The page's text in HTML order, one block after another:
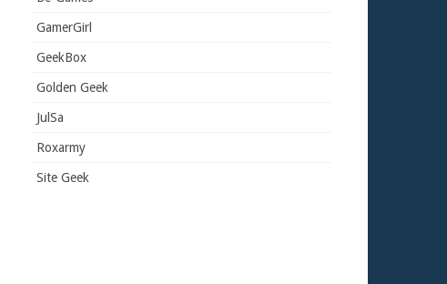
GamerGirl
GeekBox
Golden Geek
JulSa
Roxarmy
Site Geek